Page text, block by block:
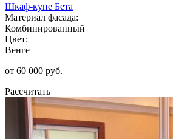
Шкаф-купе Бета
Материал фасада:
Комбинированный
Цвет:
Венге
от 60 000 руб.
Рассчитать